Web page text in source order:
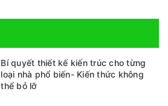
Bí quyết thiết kế kiến trúc cho từng
loại nhà phổ biến- Kiến thức không
thể bỏ lỡ